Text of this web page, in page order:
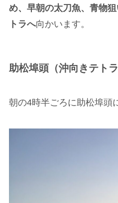
め、早朝の太刀魚、青物
トラへ向かいます。
助松埠頭（沖向きテトラ
朝の4時半ごろに助松埠頭